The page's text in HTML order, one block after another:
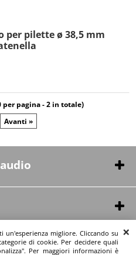
migliore. Cliccando su
di cookie. Per decidere quali
Per maggiori informazioni è
per pilette ø 38,5 mm
pagina - 2 in totale)
Avanti »